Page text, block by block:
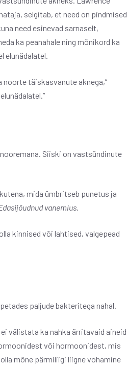
selgitab, et need on pindmised
need esinevad sarnaselt,
ka peanahale ning mõnikord ka
elunädalatel.
noorte täiskasvanute aknega,”
Siiski on vastsündinute
mida ümbritseb punetus ja
vanemlus.
kinnised või lahtised, valgepead
paljude bakteritega nahal.
välistata ka nahka ärritavaid aineid.
või hormoonidest, mis
mõne pärmiliigi liigne vohamine